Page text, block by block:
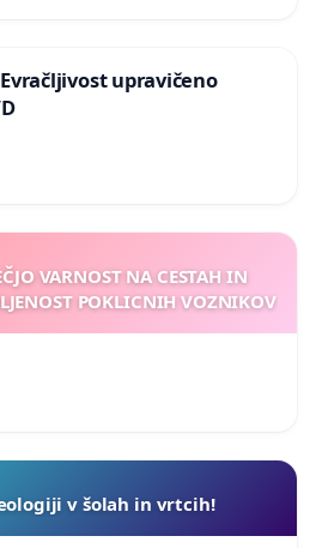
upravičeno
VARNOST NA CESTAH IN
POKLICNIH VOZNIKOV
v šolah in vrtcih!